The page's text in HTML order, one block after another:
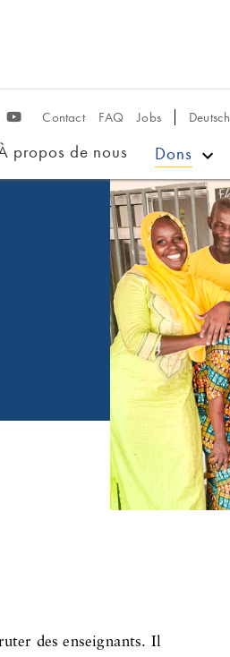
 Contact FAQ Jobs Deutsch
propos de nous Dons
des enseignants. Il